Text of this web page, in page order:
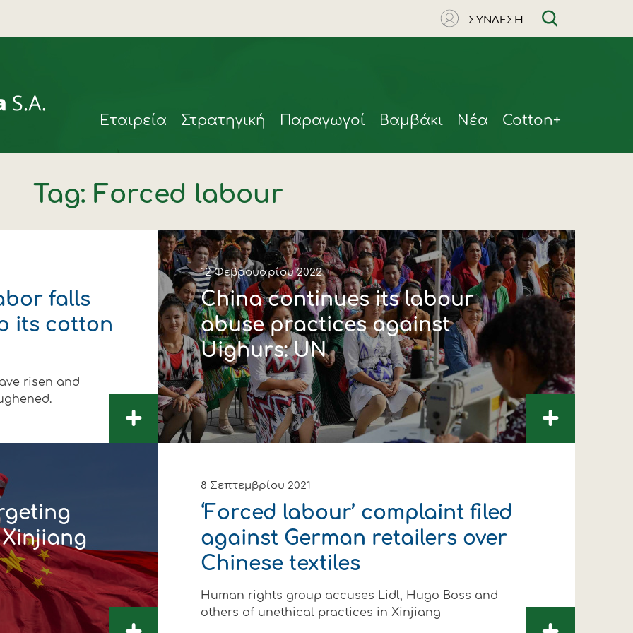
ΣΥΝΔΕΣΗ
Eταιρεία Στρατηγική Παραγωγοί Βαμβάκι Νέα Cotton+
ΑΚΟΛΟΥΘΗΣΤΕ ΜΑΣ
ΑΚΟΛΟΥΘΗΣΤΕ ΜΑΣ
του παραγωγού
ΑΚΟΛΟΥΘΗΣΤΕ ΜΑΣ
ΑΚΟΛΟΥΘΗΣΤΕ ΜΑΣ
ΑΚΟΛΟΥΘΗΣΤΕ ΜΑΣ
ΑΚΟΛΟΥΘΗΣΤΕ ΜΑΣ
Tag: Forced labour
falls
its cotton
risen and
+
12 Φεβρουαρίου 2022
China continues its labour
abuse practices against
Uighurs: UN
+
8 Σεπτεμβρίου 2021
‘Forced labour’ complaint filed
against German retailers over
Chinese textiles
Human rights group accuses Lidl, Hugo Boss and
others of unethical practices in Xinjiang